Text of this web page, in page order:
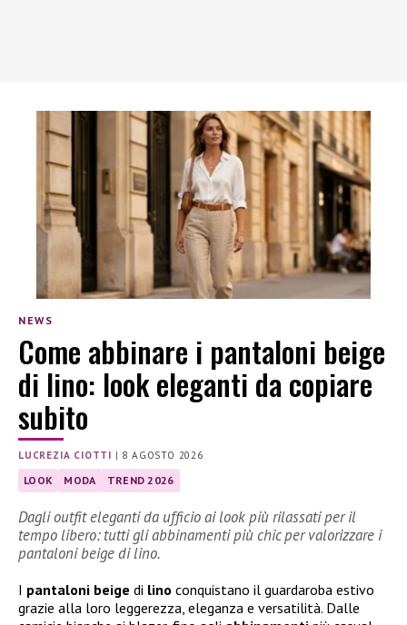
NEWS
Come abbinare i pantaloni beige
di lino: look eleganti da copiare
subito
LUCREZIA CIOTTI | 8 AGOSTO 2026
LOOK MODA TREND 2026
Dagli outfit eleganti da ufficio ai look più rilassati per il
tempo libero: tutti gli abbinamenti più chic per valorizzare i
pantaloni beige di lino.
I pantaloni beige di lino conquistano il guardaroba estivo
grazie alla loro leggerezza, eleganza e versatilità. Dalle